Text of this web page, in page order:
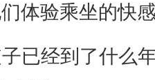
体验乘坐的快
已经到了什么